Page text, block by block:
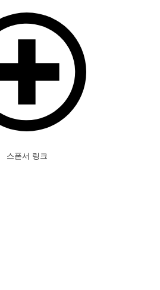
스폰서 링크